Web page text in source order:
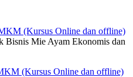
(Kursus Online dan offline)
Bisnis Mie Ayam Ekonomis dan
(Kursus Online dan offline)